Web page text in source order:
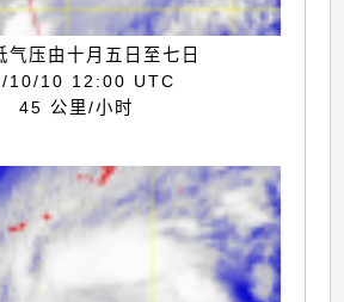
气压由十月五日至七日
10/10 12:00 UTC
45 公里/小时